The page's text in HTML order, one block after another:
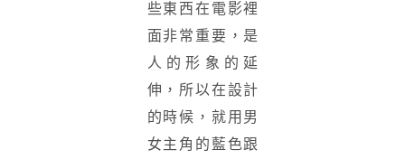
些東西在電影裡
面非常重要，是
人的形象的延
伸，所以在設計
的時候，就用男
女主角的藍色跟